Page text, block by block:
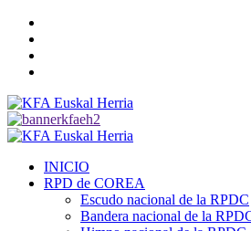
Saltar
contenido
Menú
INICIO
RPD de COREA
Escudo nacional de la RPDC
Bandera nacional de la